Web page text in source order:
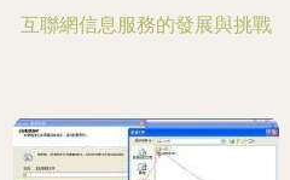
互聯網信息服務的發展與挑戰